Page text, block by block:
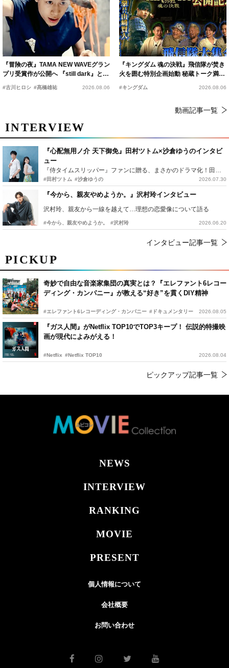
PICKUP
奇妙で自由な音楽家集団の真実とは？『エレファント6レコー
ディング・カンパニー』が教える“好き”を貫くDIY精神
#エレファント6レコーディング・カンパニー #ドキュメンタリー 2026.08.05
『ガス人間』がNetflix TOP10でTOP3キープ！ 伝説的特撮映
画が現代によみがえる！
#Netflix #Netflix TOP10 2026.08.04
ピックアップ記事一覧
『冒険の夜』TAMA NEW WAVEグラン
プリ受賞作が公開へ 『still dark』と同
時上映決定
#古川ヒロシ #髙橋雄祐 2026.08.06
『キングダム 魂の決戦』飛信隊が焚き
火を囲む特別企画始動 秘蔵トーク満載
の“キングダムキャンプ”開催
#キングダム 2026.08.06
動画記事一覧
INTERVIEW
『心配無用ノ介 天下御免』田村ツトム×沙倉ゆうのインタビ
ュー
『侍タイムスリッパー』ファンに贈る、まさかのドラマ化！田村ツトム×沙倉ゆうのが語る『心配無用ノ介』撮影秘話
#田村ツトム #沙倉ゆうの 2026.07.30
『今から、親友やめようか。』沢村玲インタビュー
沢村玲、親友から一線を越えて…理想の恋愛像について語る
#今から、親友やめようか。 #沢村玲 2026.06.20
インタビュー記事一覧
NEWS
INTERVIEW
RANKING
MOVIE
PRESENT
個人情報について
会社概要
お問い合わせ